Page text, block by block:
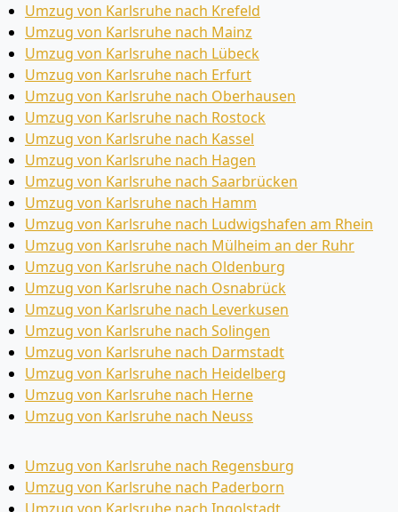
Umzug von Karlsruhe nach Krefeld
Umzug von Karlsruhe nach Mainz
Umzug von Karlsruhe nach Lübeck
Umzug von Karlsruhe nach Erfurt
Umzug von Karlsruhe nach Oberhausen
Umzug von Karlsruhe nach Rostock
Umzug von Karlsruhe nach Kassel
Umzug von Karlsruhe nach Hagen
Umzug von Karlsruhe nach Saarbrücken
Umzug von Karlsruhe nach Hamm
Umzug von Karlsruhe nach Ludwigshafen am Rhein
Umzug von Karlsruhe nach Mülheim an der Ruhr
Umzug von Karlsruhe nach Oldenburg
Umzug von Karlsruhe nach Osnabrück
Umzug von Karlsruhe nach Leverkusen
Umzug von Karlsruhe nach Solingen
Umzug von Karlsruhe nach Darmstadt
Umzug von Karlsruhe nach Heidelberg
Umzug von Karlsruhe nach Herne
Umzug von Karlsruhe nach Neuss
Umzug von Karlsruhe nach Regensburg
Umzug von Karlsruhe nach Paderborn